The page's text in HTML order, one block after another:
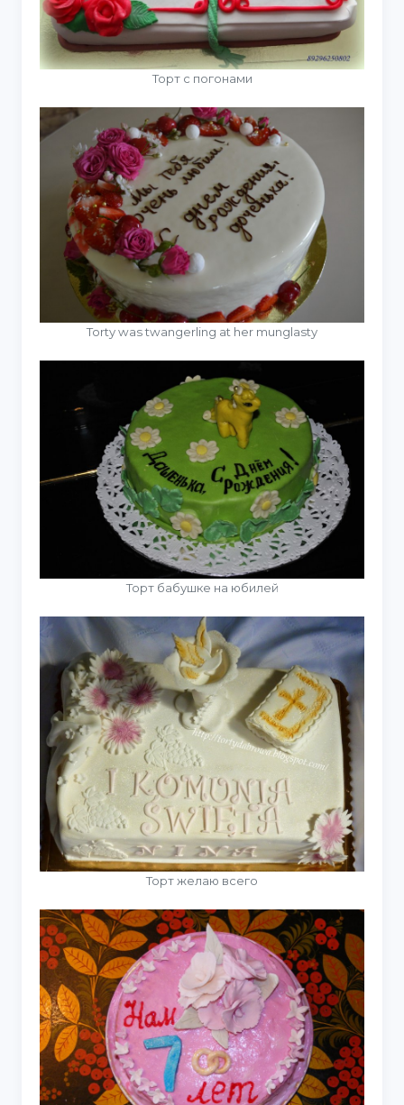
Торт с погонами
Torty was twangerling at her munglasty
Торт бабушке на юбилей
Торт желаю всего